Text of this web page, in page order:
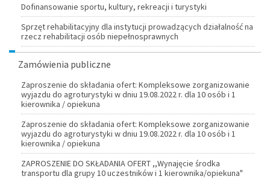
Dofinansowanie sportu, kultury, rekreacji i turystyki
Sprzęt rehabilitacyjny dla instytucji prowadzących działalność na
rzecz rehabilitacji osób niepełnosprawnych
Zamówienia publiczne
Zaproszenie do składania ofert: Kompleksowe zorganizowanie
wyjazdu do agroturystyki w dniu 19.08.2022 r. dla 10 osób i 1
kierownika / opiekuna
Zaproszenie do składania ofert: Kompleksowe zorganizowanie
wyjazdu do agroturystyki w dniu 19.08.2022 r. dla 10 osób i 1
kierownika / opiekuna
ZAPROSZENIE DO SKŁADANIA OFERT ,,Wynajęcie środka
transportu dla grupy 10 uczestników i 1 kierownika/opiekuna"